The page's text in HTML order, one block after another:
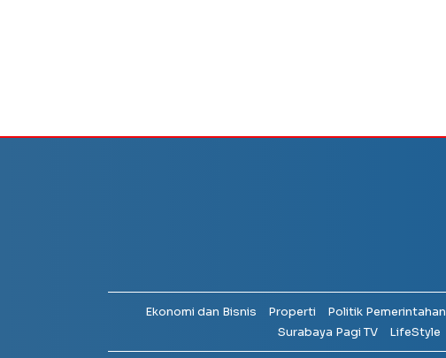
Ekonomi dan Bisnis Properti Politik Pemerintahan
Surabaya Pagi TV
LifeStyle